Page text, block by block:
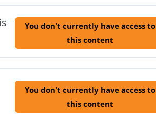
You don't currently have access to
this content
You don't currently have access to
this content